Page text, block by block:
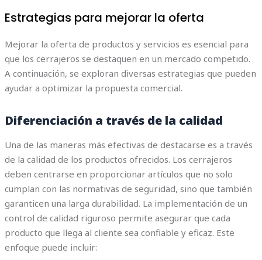
Estrategias para mejorar la oferta
Mejorar la oferta de productos y servicios es esencial para
que los cerrajeros se destaquen en un mercado competido.
A continuación, se exploran diversas estrategias que pueden
ayudar a optimizar la propuesta comercial.
Diferenciación a través de la calidad
Una de las maneras más efectivas de destacarse es a través
de la calidad de los productos ofrecidos. Los cerrajeros
deben centrarse en proporcionar artículos que no solo
cumplan con las normativas de seguridad, sino que también
garanticen una larga durabilidad. La implementación de un
control de calidad riguroso permite asegurar que cada
producto que llega al cliente sea confiable y eficaz. Este
enfoque puede incluir: